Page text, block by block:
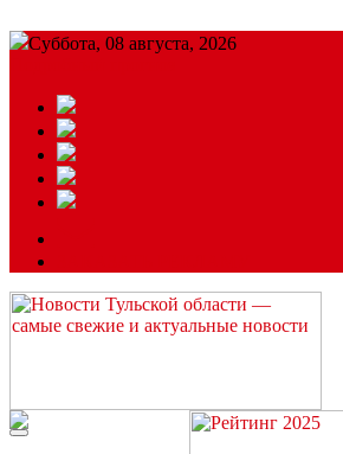
Суббота, 08 августа, 2026
Читайте последние новости дня в
“ЗаНовомосковск”